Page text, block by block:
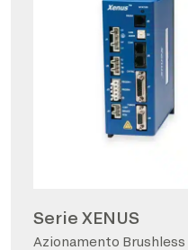
Serie XENUS
Azionamento Brushless